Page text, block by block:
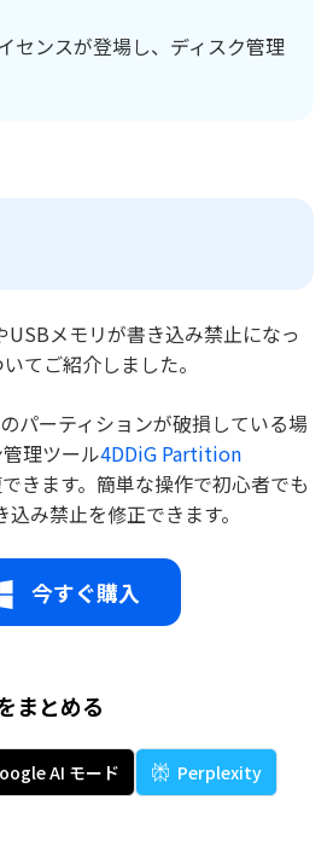
センスが登場し、ディスク管理
USBメモリが書き込み禁止になっ
てご紹介しました。
パーティションが破損している場
理ツール4DDiG Partition
きます。簡単な操作で初心者でも
み禁止を修正できます。
今すぐ購入
まとめる
AI モード
Perplexity